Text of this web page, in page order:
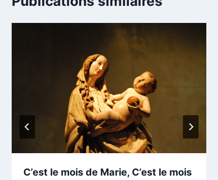
C’est le mois de Marie, C’est le mois